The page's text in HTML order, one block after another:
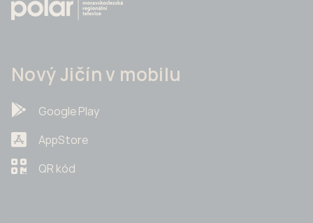
Nový Jičín v mobilu
Google Play
AppStore
QR kód